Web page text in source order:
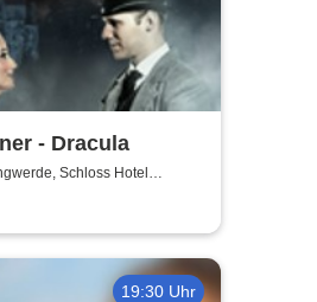
- Dracula
Schloss Hotel
19:30 Uhr